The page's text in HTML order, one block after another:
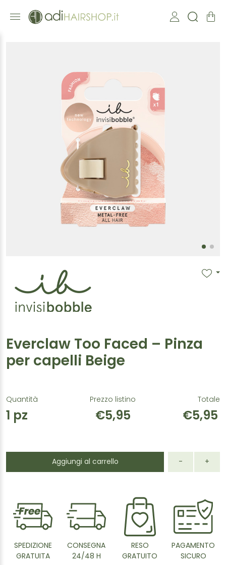
Everclaw Too Faced – Pinza
per capelli Beige
Quantità
1 pz
Prezzo listino
€5,95
Totale
€5,95
Aggiungi al carrello - +
SPEDIZIONE
GRATUITA
CONSEGNA
24/48 H
RESO
GRATUITO
PAGAMENTO
SICURO